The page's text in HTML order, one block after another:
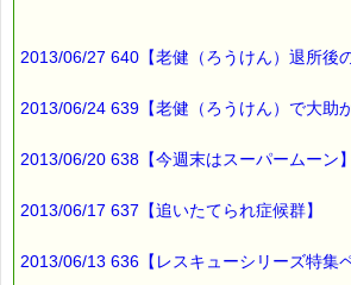
→https://pass-thyme.com/special/
バッチフラワー レメディに出会えて良か
バッチフラワーレメディ専門店＜ｅパスタ
*****@pass-thyme.com
2013/06/27 640【老健（ろうけん）退所後
2013/06/24 639【老健（ろうけん）で大助か
2013/06/20 638【今週末はスーパームーン】
2013/06/17 637【追いたてられ症候群】
2013/06/13 636【レスキューシリーズ特集